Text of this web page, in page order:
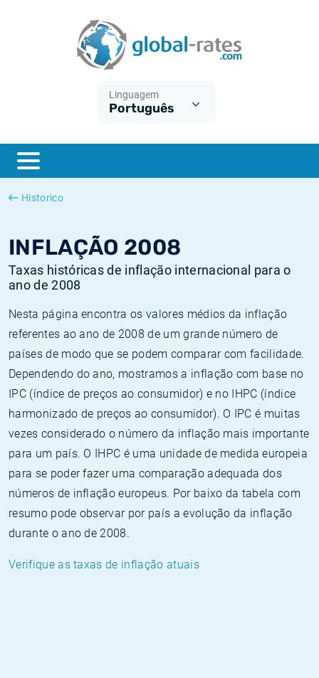
Linguagem
Português
Historico
INFLAÇÃO 2008
Taxas históricas de inflação internacional para o
ano de 2008
Nesta página encontra os valores médios da inflação
referentes ao ano de 2008 de um grande número de
países de modo que se podem comparar com facilidade.
Dependendo do ano, mostramos a inflação com base no
IPC (índice de preços ao consumidor) e no IHPC (índice
harmonizado de preços ao consumidor). O IPC é muitas
vezes considerado o número da inflação mais importante
para um país. O IHPC é uma unidade de medida europeia
para se poder fazer uma comparação adequada dos
números de inflação europeus. Por baixo da tabela com
resumo pode observar por país a evolução da inflação
durante o ano de 2008.
Verifique as taxas de inflação atuais
ESTER
SONIA
O que é a inflação do IPC?
O que é a inflação do IHPC?
Inflação Estados Unidos
Inflação Europa
Taxas Euribor históricas
Taxas ESTER históricas
Taxas SONIA históricas
Taxas TONAR históricas
Calculadora de inflação